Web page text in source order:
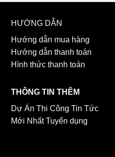
HƯỚNG DẪN
Hướng dẫn mua hàng
Hướng dẫn thanh toán
Hình thức thanh toán
THÔNG TIN THÊM
Dự Án Thi Công Tin Tức
Mới Nhất Tuyển dụng